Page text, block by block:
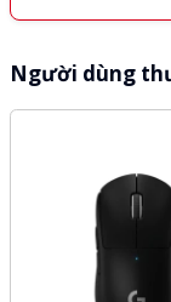
Người dùng